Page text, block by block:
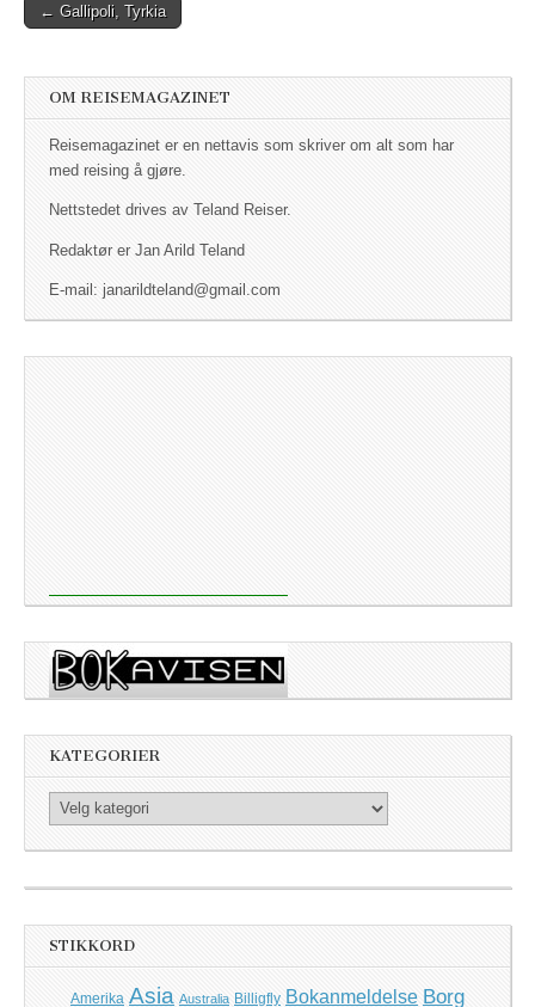
Post navigation
← Gallipoli, Tyrkia
OM REISEMAGAZINET
Reisemagazinet er en nettavis som skriver om alt som har
med reising å gjøre.
Nettstedet drives av Teland Reiser.
Redaktør er Jan Arild Teland
E-mail: janarildteland@gmail.com
KATEGORIER
Kategorier
STIKKORD
Amerika Asia Australia Billigfly Bokanmeldelse Borg